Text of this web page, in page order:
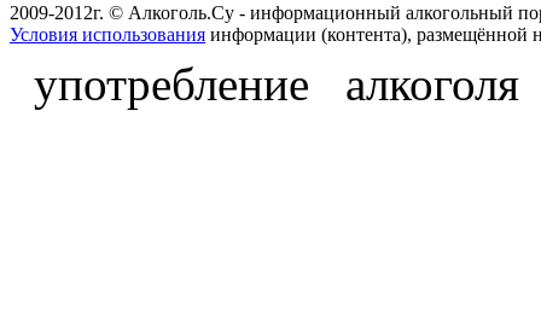
2009-2012г. © Алкоголь.Су - информационный алкогольный
Условия использования информации (контента), размещённой
употребление